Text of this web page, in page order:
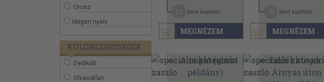
Orosz
Idegen nyelv
KÜLÖNLEGESSÉGEK
Dedikált
Olvasatlan
MEGNÉZEM
pont kapható
MEGNÉZEM
pont kapható